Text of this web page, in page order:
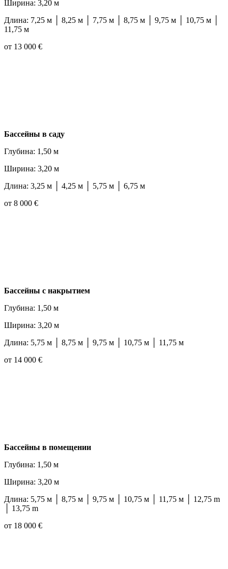
Ширина: 3,20 м
Длина: 7,25 м │ 8,25 м │ 7,75 м │ 8,75 м │ 9,75 м │ 10,75 м │
11,75 м
от 13 000 €
Бассейны в саду
Глубина: 1,50 м
Ширина: 3,20 м
Длина: 3,25 м │ 4,25 м │ 5,75 м │ 6,75 м
от 8 000 €
Бассейны с накрытием
Глубина: 1,50 м
Ширина: 3,20 м
Длина: 5,75 м │ 8,75 м │ 9,75 м │ 10,75 м │ 11,75 м
от 14 000 €
Бассейны в помещении
Глубина: 1,50 м
Ширина: 3,20 м
Длина: 5,75 м │ 8,75 м │ 9,75 м │ 10,75 м │ 11,75 м │ 12,75 m
│ 13,75 m
от 18 000 €